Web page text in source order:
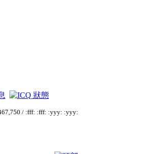
/ :fff: :fff: :yyy: :yyy: